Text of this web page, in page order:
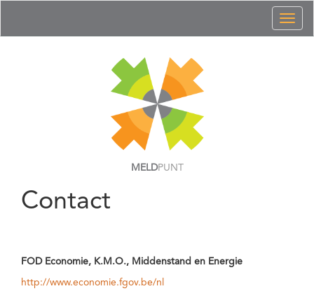
MELDPUNT
Contact
FOD Economie, K.M.O., Middenstand en Energie
http://www.economie.fgov.be/nl